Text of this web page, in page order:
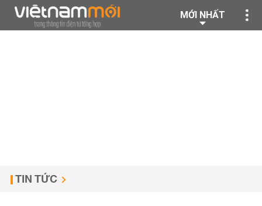
MỚI NHẤT
TIN TỨC